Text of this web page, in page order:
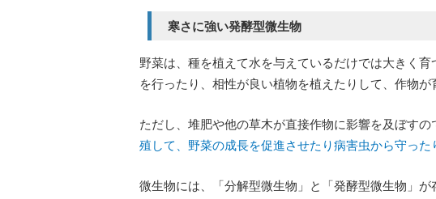
寒さに強い発酵型微生物
野菜は、種を植えて水を与えているだけでは大きく
を行ったり、相性が良い植物を植えたりして、作物が
ただし、堆肥や他の草木が直接作物に影響を及ぼすの
殖して、野菜の成長を促進させたり病害虫から守った
微生物には、「分解型微生物」と「発酵型微生物」